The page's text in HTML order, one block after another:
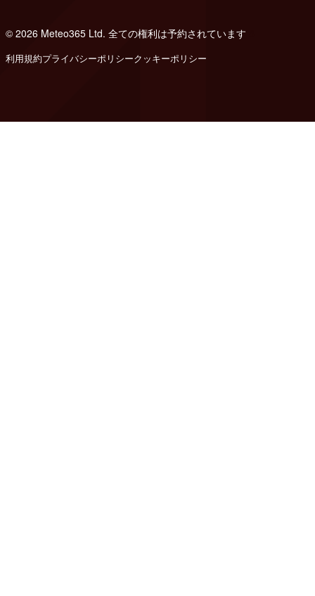
© 2026 Meteo365 Ltd. 全ての権利は予約されています
利用規約プライバシーポリシークッキーポリシー